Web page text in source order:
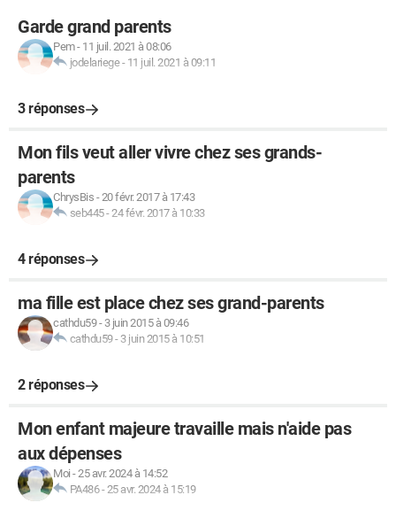
Garde grand parents
Pem- 11 juil. 2021 à 08:06
jodelariege- 11 juil. 2021 à 09:11
3 réponses
Mon fils veut aller vivre chez ses grands-
parents
ChrysBis -20 févr. 2017 à 17:43
seb445-24 févr. 2017 à 10:33
4 réponses
ma fille est place chez ses grand-parents
cathdu59- 3 juin 2015 à 09:46
cathdu59- 3 juin 2015 à 10:51
2 réponses
Mon enfant majeure travaille mais n'aide pas
aux dépenses
Moi -25 avr. 2024 à 14:52
PA486-25 avr. 2024 à 15:19